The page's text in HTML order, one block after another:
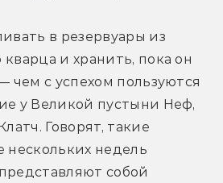
в резервуары из
и хранить, пока он
чем с успехом пользуются
у Великой пустыни Неф,
Говорят, такие
нескольких недель
собой